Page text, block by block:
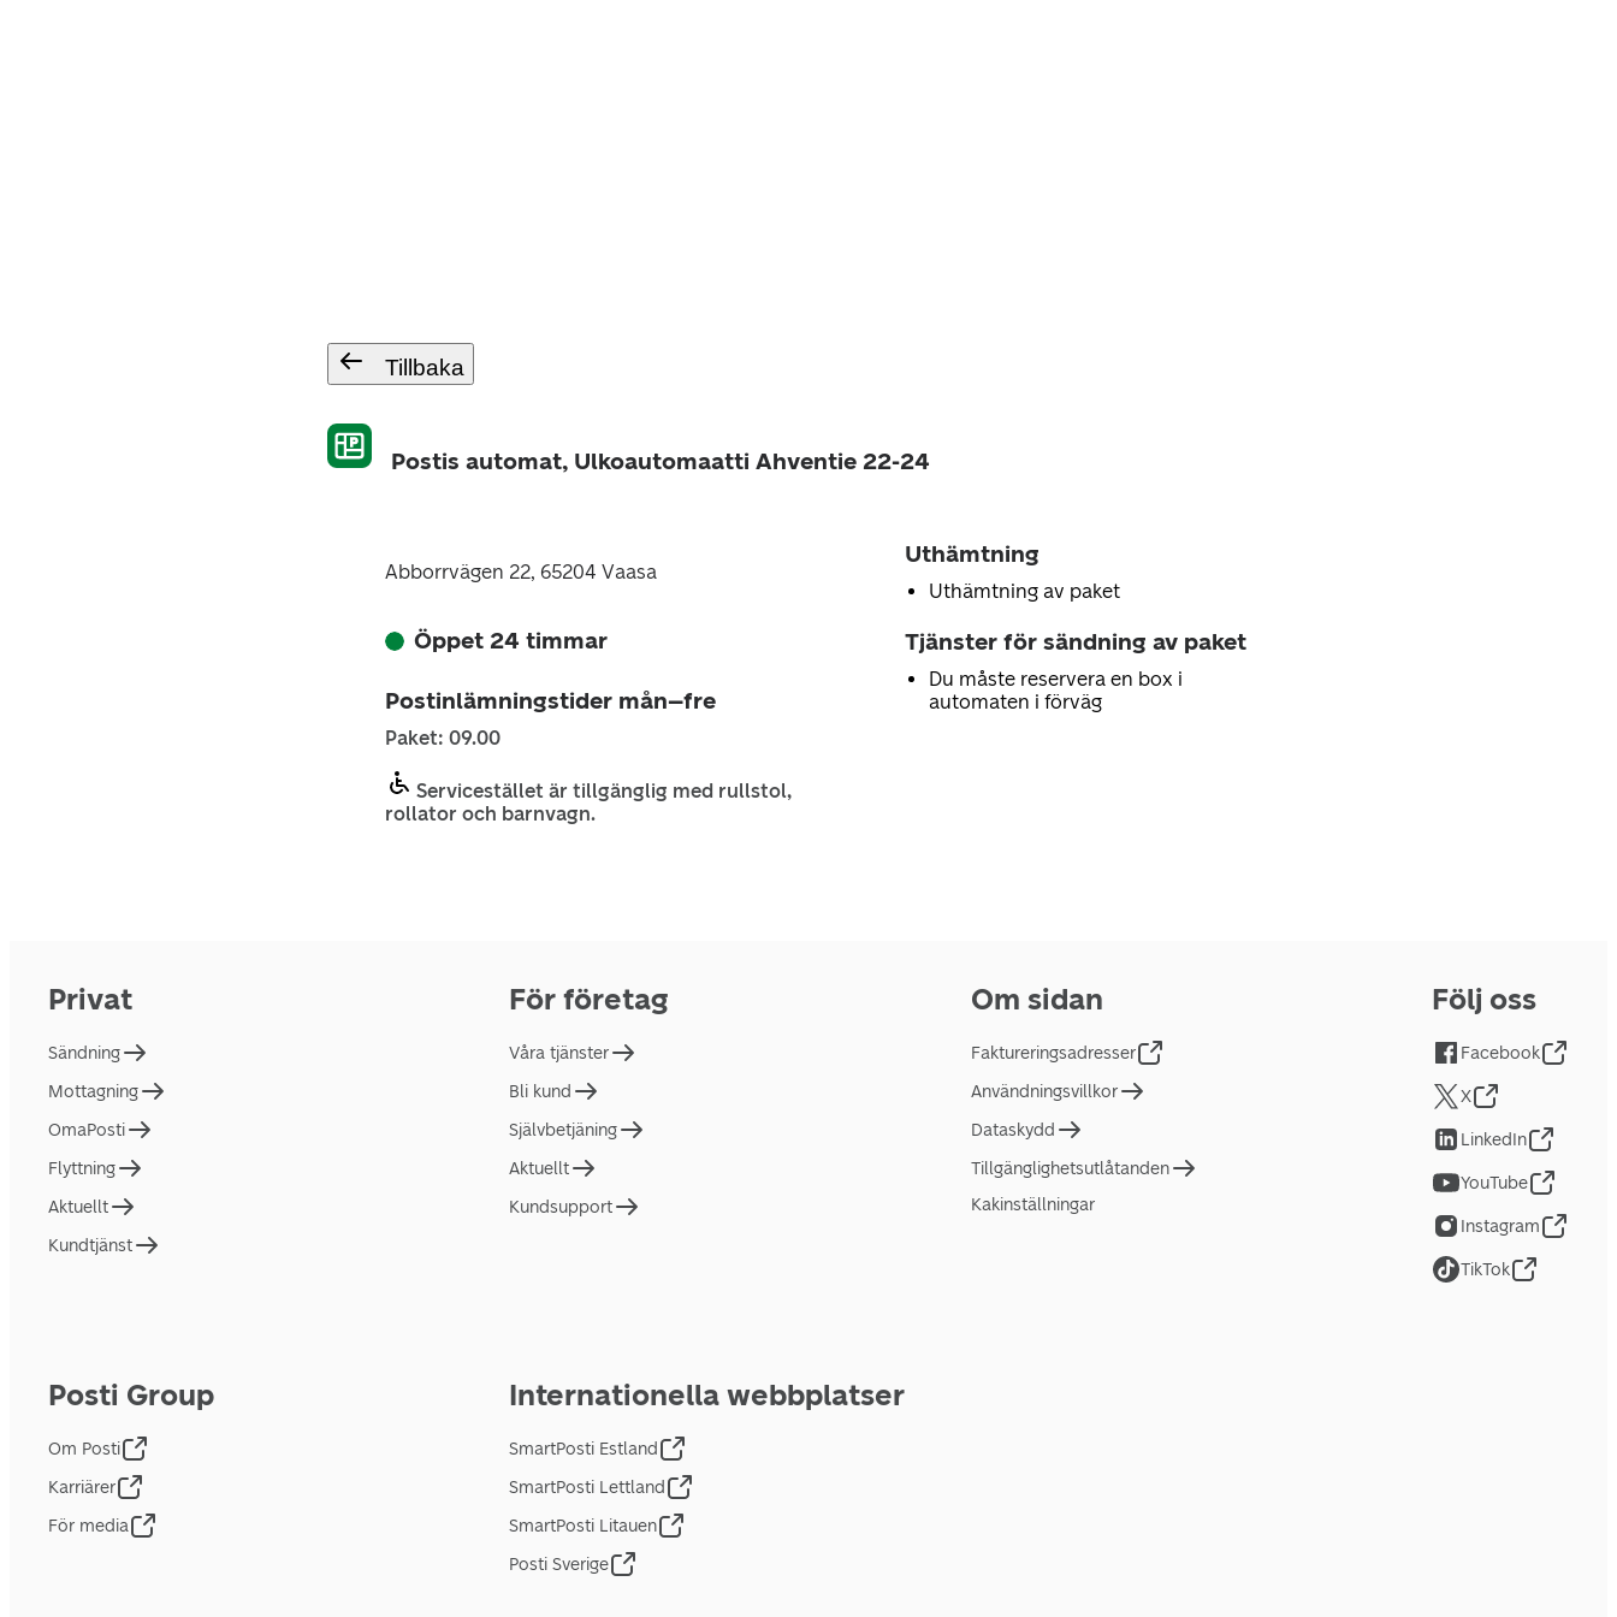
Tillbaka
Postis automat, Ulkoautomaatti Ahventie 22-24
Abborrvägen 22, 65204 Vaasa
Öppet 24 timmar
Postinlämningstider mån–fre
Paket: 09.00
Servicestället är tillgänglig med rullstol,
rollator och barnvagn.
Uthämtning
Uthämtning av paket
Tjänster för sändning av paket
Du måste reservera en box i
automaten i förväg
Privat
Sändning
Mottagning
OmaPosti
Flyttning
Aktuellt
Kundtjänst
För företag
Våra tjänster
Bli kund
Självbetjäning
Aktuellt
Kundsupport
Om sidan
Faktureringsadresser
Användningsvillkor
Dataskydd
Tillgänglighetsutlåtanden
Kakinställningar
Posti Group
Om Posti
Karriärer
För media
Internationella webbplatser
SmartPosti Estland
SmartPosti Lettland
SmartPosti Litauen
Posti Sverige
Följ oss
Facebook
X
LinkedIn
YouTube
Instagram
TikTok